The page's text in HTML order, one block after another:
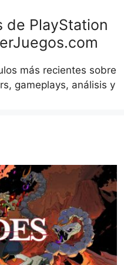
de PlayStation
más recientes sobre
gameplays, análisis y